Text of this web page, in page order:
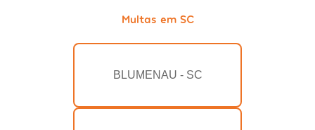
Multas em SC
BLUMENAU - SC